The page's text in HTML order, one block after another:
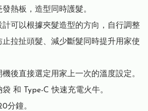
熱板，造型同時護髮。
計可以根據夾髮造型的方向，自行調整
拉扯頭髮、減少斷髮同時提升用家使
機後直接選定用家上一次的溫度設定。
和 Type-C 快速充電火牛。
分鐘。